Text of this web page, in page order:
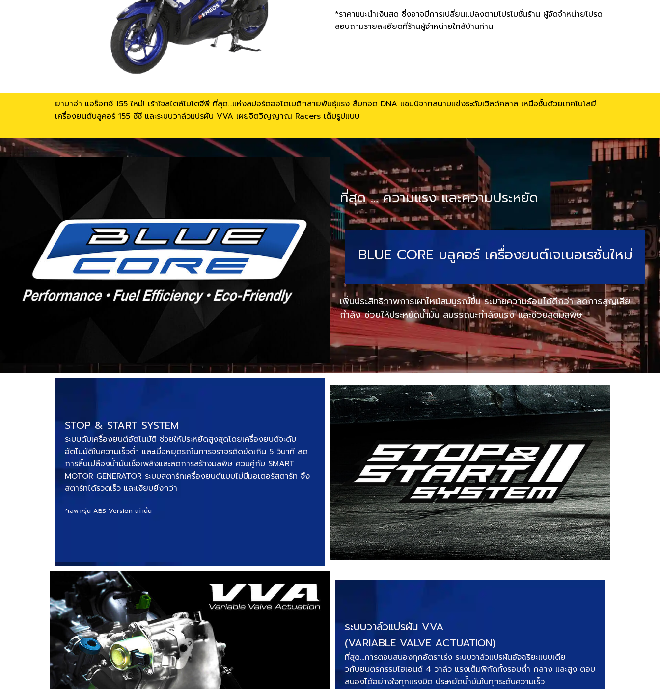
*ราคาแนะนำเงินสด ซึ่งอาจมีการเปลี่ยนแปลงตามโปรโมชั่นร้าน ผู้จัดจำหน่ายโปรด
สอบถามรายละเอียดที่ร้านผู้จำหน่ายใกล้บ้านท่าน
ยามาฮ่า แอร็อกซ์ 155 ใหม่! เร้าใจสไตล์โมโตจีพี ที่สุด…แห่งสปอร์ตออโตเมติกสายพันธุ์แรง สืบทอด DNA แชมป์จากสนามแข่งระดับเวิลด์คลาส เหนือชั้นด้วยเทคโนโลยี
เครื่องยนต์บลูคอร์ 155 ซีซี และระบบวาล์วแปรผัน VVA เผยจิตวิญญาณ Racers เต็มรูปแบบ
ที่สุด … ความแรง และความประหยัด
BLUE CORE บลูคอร์ เครื่องยนต์เจเนอเรชั่นใหม่
เพิ่มประสิทธิภาพการเผาไหม้สมบูรณ์ขึ้น ระบายความร้อนได้ดีกว่า ลดการสูญเสีย
กำลัง ช่วยให้ประหยัดน้ำมัน สมรรถนะกำลังแรง และช่วยลดมลพิษ
STOP & START SYSTEM
ระบบดับเครื่องยนต์อัตโนมัติ ช่วยให้ประหยัดสูงสุดโดยเครื่องยนต์จะดับ
อัตโนมัติในความเร็วต่ำ และเมื่อหยุดรถในการจราจรติดขัดเกิน 5 วินาที ลด
การสิ้นเปลืองน้ำมันเชื้อเพลิงและลดการสร้างมลพิษ ควบคู่กับ SMART
MOTOR GENERATOR ระบบสตาร์ทเครื่องยนต์แบบไม่มีมอเตอร์สตาร์ท จึง
สตาร์ทได้รวดเร็ว และเงียบยิ่งกว่า
*เฉพาะรุ่น ABS Version เท่านั้น
ระบบวาล์วแปรผัน VVA
(VARIABLE VALVE ACTUATION)
ที่สุด…การตอบสนองทุกอัตราเร่ง ระบบวาล์วแปรผันอัจฉริยะแบบเดีย
วกับยนตรกรรมไฮเอนด์ 4 วาล์ว แรงเต็มพิกัดทั้งรอบต่ำ กลาง และสูง ตอบ
สนองได้อย่างใจทุกแรงบิด ประหยัดน้ำมันในทุกระดับความเร็ว